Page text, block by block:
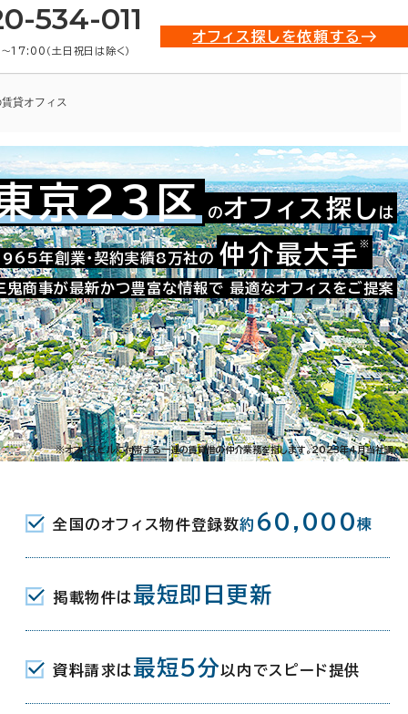
534-011
17:00（土日祝日は除く）
オフィス探しを依頼する
貸オフィス
お問い合わせ番号：021-13226
。
京23区 のオフィス探し は
年創業・契約実績8万社の 仲介最大手 ※
鬼商事が最新かつ豊富な情報で 最適なオフィスをご提案
※オフィスビルに付帯する一連の賃貸借の仲介業務を指します。2023年4月当社調べ
全国のオフィス物件登録数約 60,000棟
掲載物件は 最短即日更新
資料請求は 最短5分 以内でスピード提供